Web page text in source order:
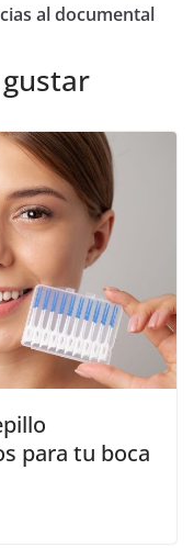
al documental
para tu boca